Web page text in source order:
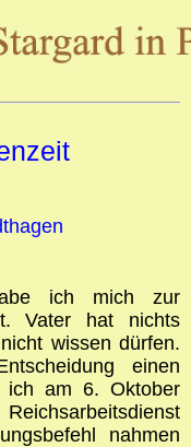
ich mich zur
Vater hat nichts
wissen dürfen.
einen
ich am 6. Oktober
nahmen